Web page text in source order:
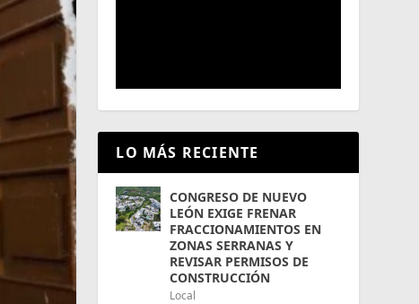
LO MÁS RECIENTE
CONGRESO DE NUEVO
LEÓN EXIGE FRENAR
FRACCIONAMIENTOS EN
ZONAS SERRANAS Y
REVISAR PERMISOS DE
CONSTRUCCIÓN
Local